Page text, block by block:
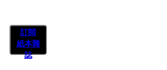
訂閱
紙本雜
誌